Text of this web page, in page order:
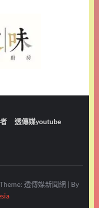
透傳媒youtube
Theme: 透傳媒新聞網 | By